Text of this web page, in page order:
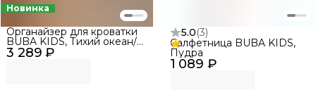
Новинка
3 289 ₽
Органайзер для кроватки
BUBA KIDS, Тихий океан/
Речная вода
5.0(3)
1 089 ₽
Салфетница BUBA KIDS,
Пудра